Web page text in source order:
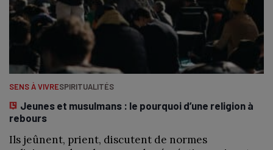
SENS À VIVRESPIRITUALITÉS
Jeunes et musulmans : le pourquoi d’une religion à
rebours
Ils jeûnent, prient, discutent de normes